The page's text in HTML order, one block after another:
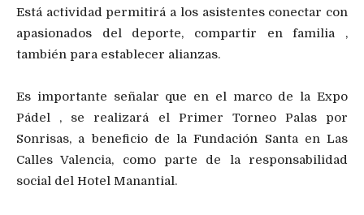
Está actividad permitirá a los asistentes conectar con
apasionados del deporte, compartir en familia ,
también para establecer alianzas.
Es importante señalar que en el marco de la Expo
Pádel , se realizará el Primer Torneo Palas por
Sonrisas, a beneficio de la Fundación Santa en Las
Calles Valencia, como parte de la responsabilidad
social del Hotel Manantial.